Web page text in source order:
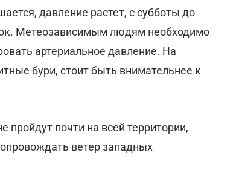
давление растет, с субботы до
Метеозависимым людям необходимо
артериальное давление. На
бури, стоит быть внимательнее к
пройдут почти на всей территории,
ветер западных